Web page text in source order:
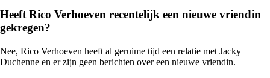
Heeft Rico Verhoeven recentelijk een nieuwe vriendin
gekregen?
Nee, Rico Verhoeven heeft al geruime tijd een relatie met Jacky
Duchenne en er zijn geen berichten over een nieuwe vriendin.